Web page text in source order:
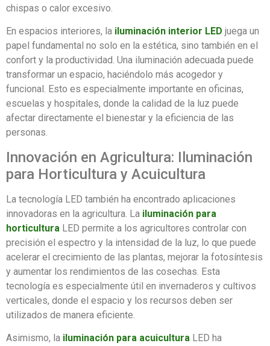
chispas o calor excesivo.
En espacios interiores, la iluminación interior LED juega un
papel fundamental no solo en la estética, sino también en el
confort y la productividad. Una iluminación adecuada puede
transformar un espacio, haciéndolo más acogedor y
funcional. Esto es especialmente importante en oficinas,
escuelas y hospitales, donde la calidad de la luz puede
afectar directamente el bienestar y la eficiencia de las
personas.
Innovación en Agricultura: Iluminación
para Horticultura y Acuicultura
La tecnología LED también ha encontrado aplicaciones
innovadoras en la agricultura. La iluminación para
horticultura LED permite a los agricultores controlar con
precisión el espectro y la intensidad de la luz, lo que puede
acelerar el crecimiento de las plantas, mejorar la fotosíntesis
y aumentar los rendimientos de las cosechas. Esta
tecnología es especialmente útil en invernaderos y cultivos
verticales, donde el espacio y los recursos deben ser
utilizados de manera eficiente.
Asimismo, la iluminación para acuicultura LED ha